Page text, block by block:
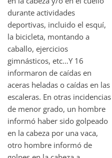
durante actividades
deportivas, incluido el esquí,
la bicicleta, montando a
caballo, ejercicios
gimnásticos, etc…Y 16
informaron de caídas en
aceras heladas o caídas en las
escaleras. En otras incidencias
de menor grado, un hombre
informó haber sido golpeado
en la cabeza por una vaca,
otro hombre informó de